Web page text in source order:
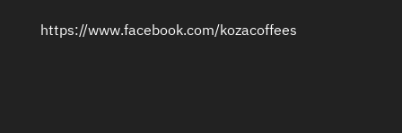
https://www.facebook.com/kozacoffees